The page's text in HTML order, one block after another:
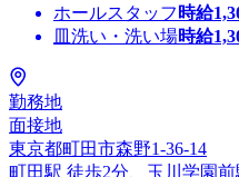
ホールスタッフ 時給
皿洗い・洗い場時給
勤務地
面接地
東京都町田市森野1-36-14
町田駅 徒歩2分、玉川学園